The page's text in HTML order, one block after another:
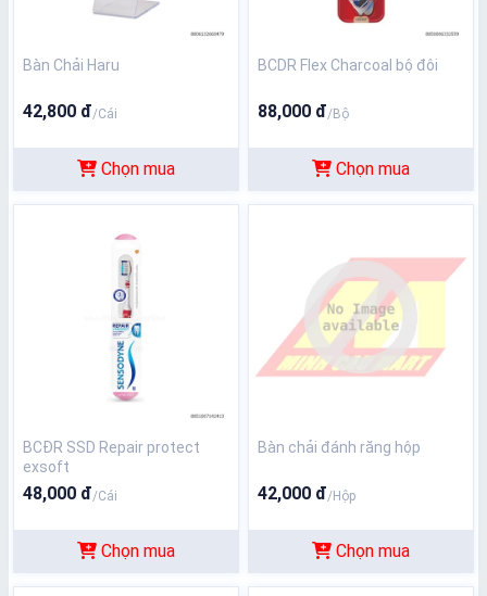
Bàn Chải Haru
42,800 đ/Cái
Chọn mua
BCDR Flex Charcoal bộ đôi
88,000 đ/Bộ
Chọn mua
BCĐR SSD Repair protect
exsoft
48,000 đ/Cái
Chọn mua
Bàn chải đánh răng hộp
42,000 đ/Hộp
Chọn mua